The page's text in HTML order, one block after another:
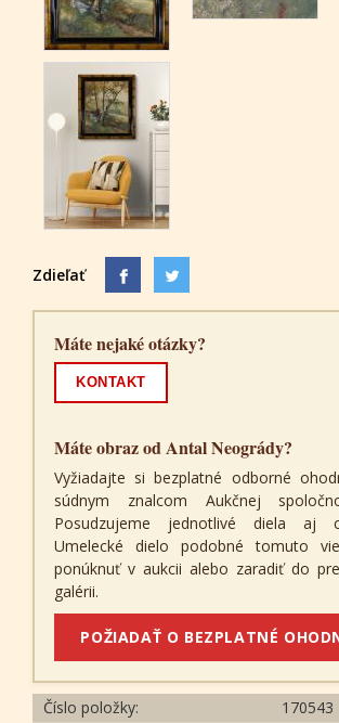
Zdieľať
Máte nejaké otázky?
KONTAKT
Máte obraz od Antal Neogrády?
Vyžiadajte si bezplatné odborné
súdnym znalcom Aukčnej
Posudzujeme jednotlivé diela aj
Umelecké dielo podobné tomuto
ponúknuť v aukcii alebo zaradiť do
galérii.
POŽIADAŤ O BEZPLATNÉ
Číslo položky:
170543